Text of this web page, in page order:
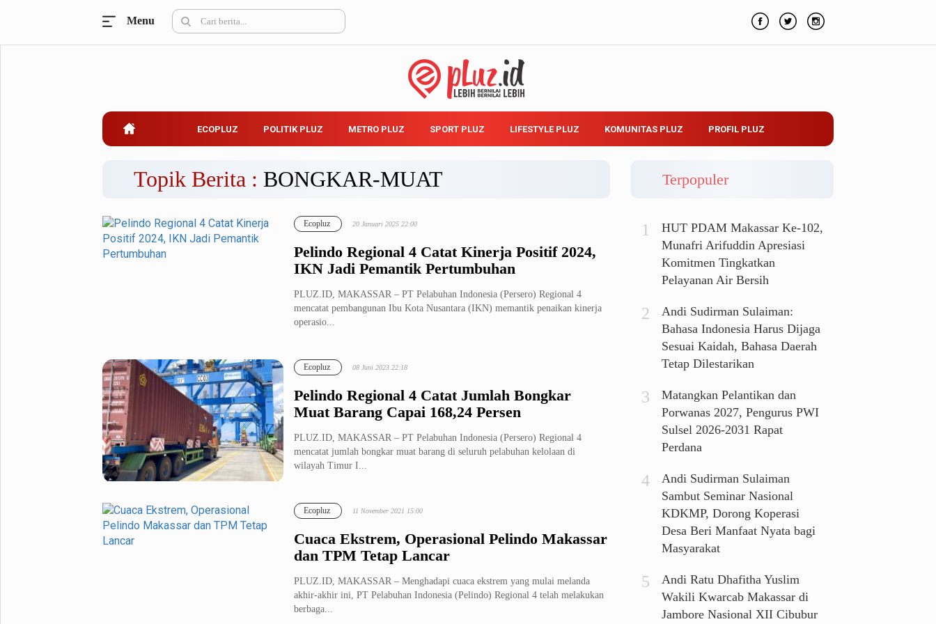
Belanja
Kuliner
Pemilu
Partai Politik
Hukum & Kriminal
Internasional
Citizen
Pemerintahan
Bulutangkis
Menu
ECOPLUZ POLITIK PLUZ METRO PLUZ SPORT PLUZ LIFESTYLE PLUZ KOMUNITAS PLUZ PROFIL PLUZ
Topik Berita : BONGKAR-MUAT
Pelindo Regional 4 Catat Kinerja Positif 2024,
IKN Jadi Pemantik Pertumbuhan
Ecopluz 20 Januari 2025 22:00
PLUZ.ID, MAKASSAR – PT Pelabuhan Indonesia (Persero) Regional 4
mencatat pembangunan Ibu Kota Nusantara (IKN) memantik penaikan kinerja
operasio...
Pelindo Regional 4 Catat Jumlah Bongkar
Muat Barang Capai 168,24 Persen
Ecopluz 08 Juni 2023 22:18
PLUZ.ID, MAKASSAR – PT Pelabuhan Indonesia (Persero) Regional 4
mencatat jumlah bongkar muat barang di seluruh pelabuhan kelolaan di
wilayah Timur I...
Cuaca Ekstrem, Operasional Pelindo Makassar
dan TPM Tetap Lancar
Ecopluz 11 November 2021 15:00
PLUZ.ID, MAKASSAR – Menghadapi cuaca ekstrem yang mulai melanda
akhir-akhir ini, PT Pelabuhan Indonesia (Pelindo) Regional 4 telah melakukan
berbaga...
Terpopuler
HUT PDAM Makassar Ke-102,
Munafri Arifuddin Apresiasi
Komitmen Tingkatkan
Pelayanan Air Bersih
Andi Sudirman Sulaiman:
Bahasa Indonesia Harus Dijaga
Sesuai Kaidah, Bahasa Daerah
Tetap Dilestarikan
Matangkan Pelantikan dan
Porwanas 2027, Pengurus PWI
Sulsel 2026-2031 Rapat
Perdana
Andi Sudirman Sulaiman
Sambut Seminar Nasional
KDKMP, Dorong Koperasi
Desa Beri Manfaat Nyata bagi
Masyarakat
Andi Ratu Dhafitha Yuslim
Wakili Kwarcab Makassar di
Jambore Nasional XII Cibubur